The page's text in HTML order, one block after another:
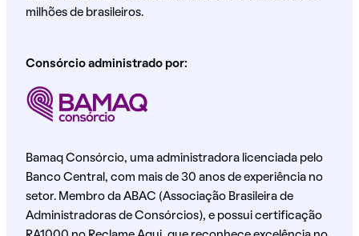
milhões de brasileiros.
Consórcio administrado por:
Bamaq Consórcio, uma administradora licenciada pelo
Banco Central, com mais de 30 anos de experiência no
setor. Membro da ABAC (Associação Brasileira de
Administradoras de Consórcios), e possui certificação